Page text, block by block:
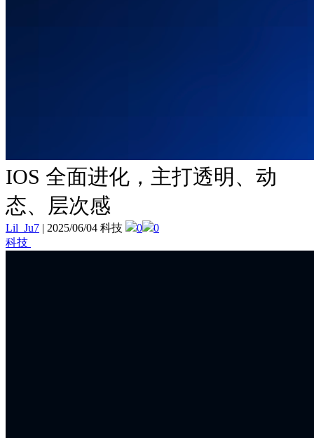
IOS 全面进化，主打透明、动
态、层次感
Lil_Ju7 | 2025/06/04 科技 0
0
科技